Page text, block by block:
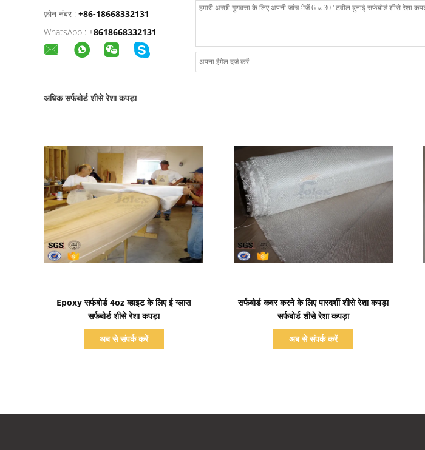
फ़ोन नंबर : +86-18668332131
WhatsApp : +8618668332131
अधिक सर्फबोर्ड शीसे रेशा कपड़ा
प्रदर्शन का विवरण
Epoxy सर्फबोर्ड 4oz व्हाइट के लिए ई ग्लास
सर्फबोर्ड शीसे रेशा कपड़ा
अब से संपर्क करें
प्रदर्शन का विवरण
सर्फबोर्ड कवर करने के लिए पारदर्शी शीसे रेशा कपड़ा
सर्फबोर्ड शीसे रेशा कपड़ा
अब से संपर्क करें